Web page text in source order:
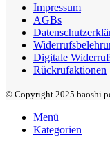
Impressum
AGBs
Digitale
Rückrufaktionen
© Copyright 2025 baoshi
Menü
Kategorien